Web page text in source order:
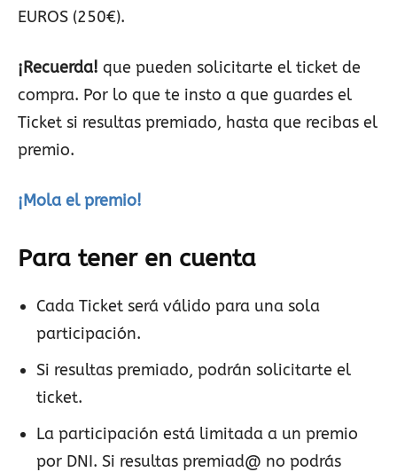
EUROS (250€).
¡Recuerda! que pueden solicitarte el ticket de
compra. Por lo que te insto a que guardes el
Ticket si resultas premiado, hasta que recibas el
premio.
¡Mola el premio!
Para tener en cuenta
Cada Ticket será válido para una sola
participación.
Si resultas premiado, podrán solicitarte el
ticket.
La participación está limitada a un premio
por DNI. Si resultas premiad@ no podrás